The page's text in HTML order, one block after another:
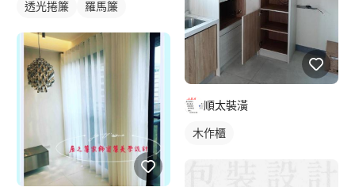
透光捲簾 羅馬簾
順太裝潢
木作櫃